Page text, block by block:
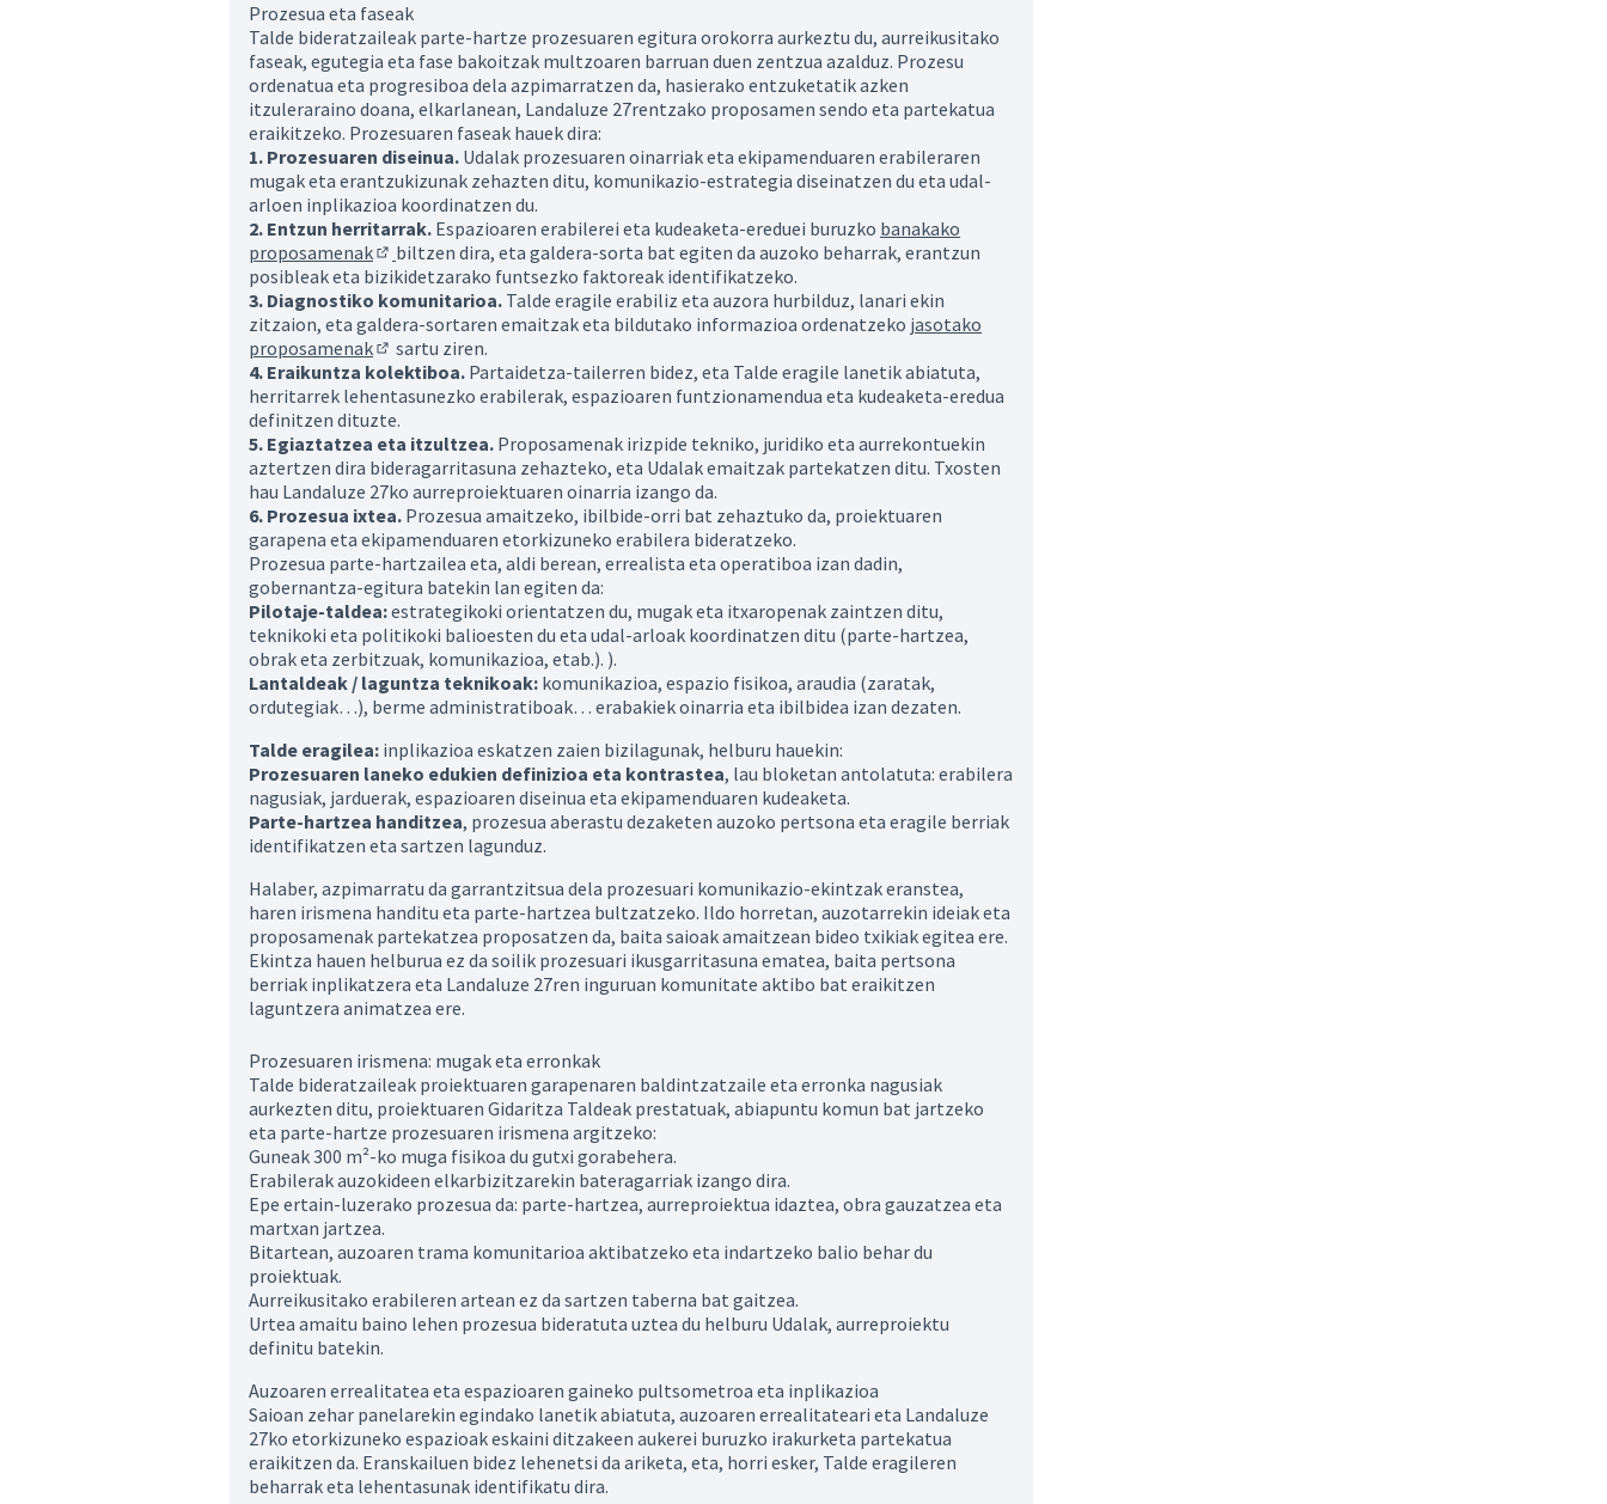
Prozesua eta faseak
Talde bideratzaileak parte-hartze prozesuaren egitura orokorra aurkeztu du, aurreikusitako
faseak, egutegia eta fase bakoitzak multzoaren barruan duen zentzua azalduz. Prozesu
ordenatua eta progresiboa dela azpimarratzen da, hasierako entzuketatik azken
itzuleraraino doana, elkarlanean, Landaluze 27rentzako proposamen sendo eta partekatua
eraikitzeko. Prozesuaren faseak hauek dira:
1. Prozesuaren diseinua. Udalak prozesuaren oinarriak eta ekipamenduaren erabileraren
mugak eta erantzukizunak zehazten ditu, komunikazio-estrategia diseinatzen du eta udal-
arloen inplikazioa koordinatzen du.
2. Entzun herritarrak. Espazioaren erabilerei eta kudeaketa-ereduei buruzko banakako
proposamenak
(Ireki beste fitxa batean)
biltzen dira, eta galdera-sorta bat egiten da auzoko beharrak, erantzun
posibleak eta bizikidetzarako funtsezko faktoreak identifikatzeko.
3. Diagnostiko komunitarioa. Talde eragile erabiliz eta auzora hurbilduz, lanari ekin
zitzaion, eta galdera-sortaren emaitzak eta bildutako informazioa ordenatzeko jasotako
proposamenak
(Ireki beste fitxa batean)
sartu ziren.
4. Eraikuntza kolektiboa. Partaidetza-tailerren bidez, eta Talde eragile lanetik abiatuta,
herritarrek lehentasunezko erabilerak, espazioaren funtzionamendua eta kudeaketa-eredua
definitzen dituzte.
5. Egiaztatzea eta itzultzea. Proposamenak irizpide tekniko, juridiko eta aurrekontuekin
aztertzen dira bideragarritasuna zehazteko, eta Udalak emaitzak partekatzen ditu. Txosten
hau Landaluze 27ko aurreproiektuaren oinarria izango da.
6. Prozesua ixtea. Prozesua amaitzeko, ibilbide-orri bat zehaztuko da, proiektuaren
garapena eta ekipamenduaren etorkizuneko erabilera bideratzeko.
Prozesua parte-hartzailea eta, aldi berean, errealista eta operatiboa izan dadin,
gobernantza-egitura batekin lan egiten da:
Pilotaje-taldea:estrategikoki orientatzen du, mugak eta itxaropenak zaintzen ditu,
teknikoki eta politikoki balioesten du eta udal-arloak koordinatzen ditu (parte-hartzea,
obrak eta zerbitzuak, komunikazioa, etab.). ).
Lantaldeak / laguntza teknikoak: komunikazioa, espazio fisikoa, araudia (zaratak,
ordutegiak…), berme administratiboak… erabakiek oinarria eta ibilbidea izan dezaten.
Talde eragilea: inplikazioa eskatzen zaien bizilagunak, helburu hauekin:
Prozesuaren laneko edukien definizioa eta kontrastea, lau bloketan antolatuta: erabilera
nagusiak, jarduerak, espazioaren diseinua eta ekipamenduaren kudeaketa.
Parte-hartzea handitzea, prozesua aberastu dezaketen auzoko pertsona eta eragile berriak
identifikatzen eta sartzen lagunduz.
Halaber, azpimarratu da garrantzitsua dela prozesuari komunikazio-ekintzak eranstea,
haren irismena handitu eta parte-hartzea bultzatzeko. Ildo horretan, auzotarrekin ideiak eta
proposamenak partekatzea proposatzen da, baita saioak amaitzean bideo txikiak egitea ere.
Ekintza hauen helburua ez da soilik prozesuari ikusgarritasuna ematea, baita pertsona
berriak inplikatzera eta Landaluze 27ren inguruan komunitate aktibo bat eraikitzen
laguntzera animatzea ere.
Prozesuaren irismena: mugak eta erronkak
Talde bideratzaileak proiektuaren garapenaren baldintzatzaile eta erronka nagusiak
aurkezten ditu, proiektuaren Gidaritza Taldeak prestatuak, abiapuntu komun bat jartzeko
eta parte-hartze prozesuaren irismena argitzeko:
Guneak 300 m²-ko muga fisikoa du gutxi gorabehera.
Erabilerak auzokideen elkarbizitzarekin bateragarriak izango dira.
Epe ertain-luzerako prozesua da: parte-hartzea, aurreproiektua idaztea, obra gauzatzea eta
martxan jartzea.
Bitartean, auzoaren trama komunitarioa aktibatzeko eta indartzeko balio behar du
proiektuak.
Aurreikusitako erabileren artean ez da sartzen taberna bat gaitzea.
Urtea amaitu baino lehen prozesua bideratuta uztea du helburu Udalak, aurreproiektu
definitu batekin.
Auzoaren errealitatea eta espazioaren gaineko pultsometroa eta inplikazioa
Saioan zehar panelarekin egindako lanetik abiatuta, auzoaren errealitateari eta Landaluze
27ko etorkizuneko espazioak eskaini ditzakeen aukerei buruzko irakurketa partekatua
eraikitzen da. Eranskailuen bidez lehenetsi da ariketa, eta, horri esker, Talde eragileren
beharrak eta lehentasunak identifikatu dira.